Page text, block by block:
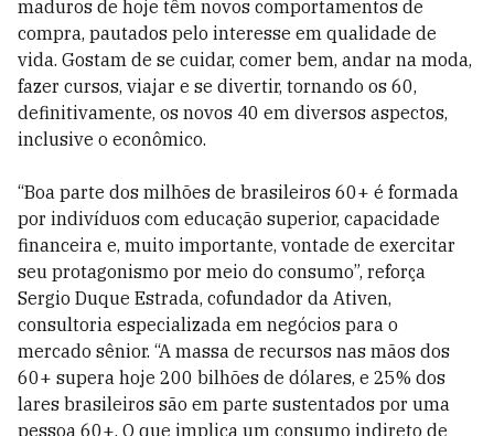
maduros de hoje têm novos comportamentos de
compra, pautados pelo interesse em qualidade de
vida. Gostam de se cuidar, comer bem, andar na moda,
fazer cursos, viajar e se divertir, tornando os 60,
definitivamente, os novos 40 em diversos aspectos,
inclusive o econômico.
“Boa parte dos milhões de brasileiros 60+ é formada
por indivíduos com educação superior, capacidade
financeira e, muito importante, vontade de exercitar
seu protagonismo por meio do consumo”, reforça
Sergio Duque Estrada, cofundador da Ativen,
consultoria especializada em negócios para o
mercado sênior. “A massa de recursos nas mãos dos
60+ supera hoje 200 bilhões de dólares, e 25% dos
lares brasileiros são em parte sustentados por uma
pessoa 60+. O que implica um consumo indireto de